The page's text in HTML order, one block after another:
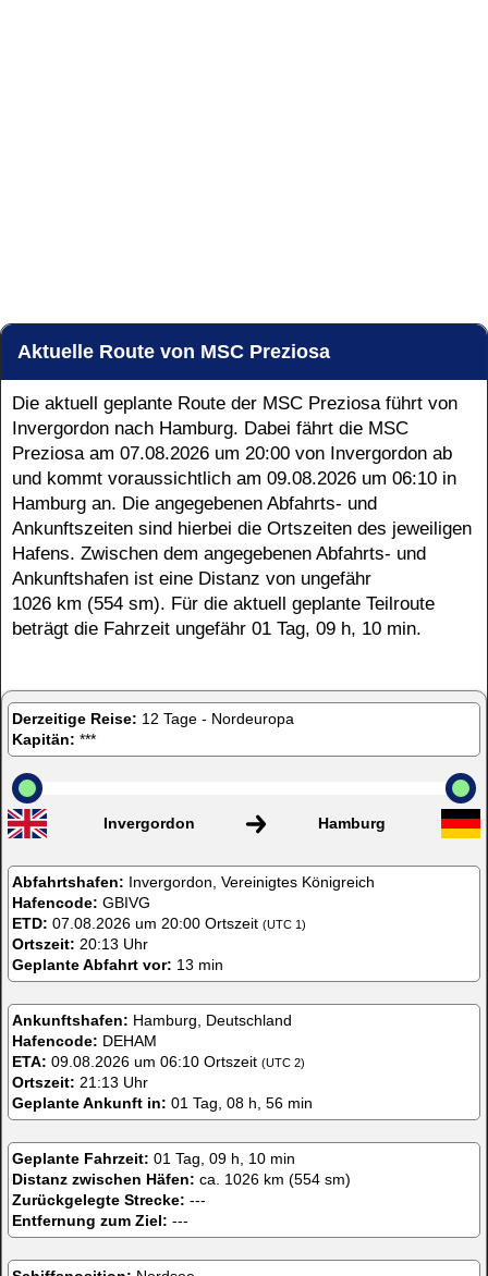
Aktuelle Route von MSC Preziosa
Die aktuell geplante Route der MSC Preziosa führt von
Invergordon nach Hamburg. Dabei fährt die MSC
Preziosa am 07.08.2026 um 20:00 von Invergordon ab
und kommt voraussichtlich am 09.08.2026 um 06:10 in
Hamburg an. Die angegebenen Abfahrts- und
Ankunftszeiten sind hierbei die Ortszeiten des jeweiligen
Hafens. Zwischen dem angegebenen Abfahrts- und
Ankunftshafen ist eine Distanz von ungefähr
1026 km (554 sm). Für die aktuell geplante Teilroute
beträgt die Fahrzeit ungefähr 01 Tag, 09 h, 10 min.
Derzeitige Reise: 12 Tage - Nordeuropa
Kapitän: ***
Invergordon Hamburg
Abfahrtshafen: Invergordon, Vereinigtes Königreich
Hafencode: GBIVG
ETD: 07.08.2026 um 20:00 Ortszeit (UTC 1)
Ortszeit: 20:13 Uhr
Geplante Abfahrt vor: 13 min
Ankunftshafen: Hamburg, Deutschland
Hafencode: DEHAM
ETA: 09.08.2026 um 06:10 Ortszeit (UTC 2)
Ortszeit: 21:13 Uhr
Geplante Ankunft in: 01 Tag, 08 h, 56 min
Geplante Fahrzeit: 01 Tag, 09 h, 10 min
Distanz zwischen Häfen: ca. 1026 km (554 sm)
Zurückgelegte Strecke: ---
Entfernung zum Ziel: ---